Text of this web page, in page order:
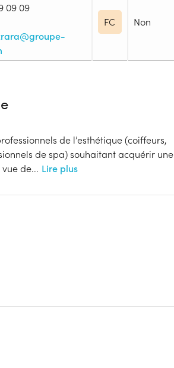
09 09
FC Non
de l’esthétique (coiffeurs,
de spa) souhaitant acquérir une
de... Lire plus